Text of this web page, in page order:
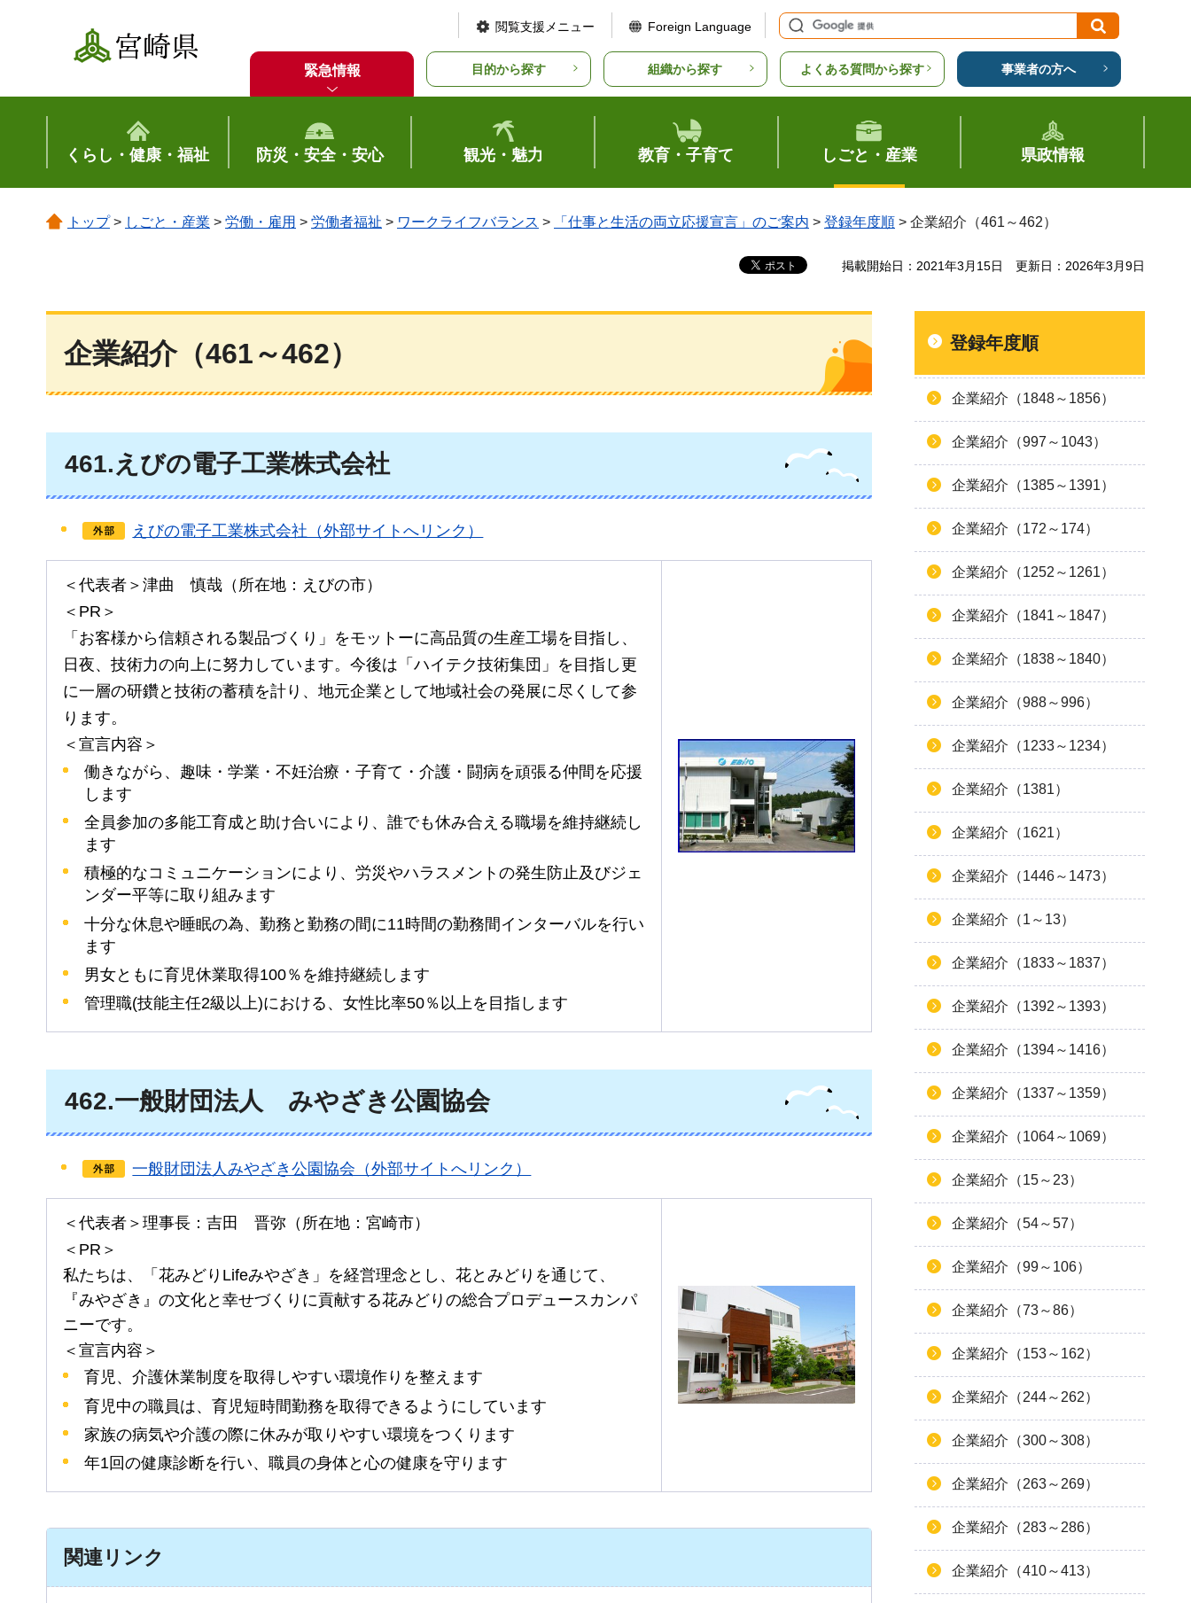
宮崎県
閲覧支援メニュー Foreign Language
緊急情報 目的から探す 組織から探す よくある質問から探す 事業者の方へ
くらし・健康・福祉 防災・安全・安心 観光・魅力 教育・子育て しごと・産業 県政情報
トップ> しごと・産業 > 労働・雇用 > 労働者福祉 > ワークライフバランス > 「仕事と生活の両立応援宣言」のご案内 > 登録年度順 > 企業紹介（461～462）
掲載開始日：2021年3月15日 更新日：2026年3月9日
企業紹介（461～462）
461.えびの電子工業株式会社
えびの電子工業株式会社（外部サイトへリンク）
＜代表者＞津曲 慎哉 （所在地：えびの市）
＜PR＞
「お客様から信頼される製品づくり」をモットーに高品質の生産工場を目指し、
日夜、技術力の向上に努力しています。今後は「ハイテク技術集団」を目指し更
に一層の研鑽と技術の蓄積を計り、地元企業として地域社会の発展に尽くして参
ります。
＜宣言内容＞
働きながら、趣味・学業・不妊治療・子育て・介護・闘病を頑張る仲間を応援
します
全員参加の多能工育成と助け合いにより、誰でも休み合える職場を維持継続し
ます
積極的なコミュニケーションにより、労災やハラスメントの発生防止及びジェ
ンダー平等に取り組みます
十分な休息や睡眠の為、勤務と勤務の間に11時間の勤務間インターバルを行い
ます
男女ともに育児休業取得100％を維持継続します
管理職(技能主任2級以上)における、女性比率50％以上を目指します
462.一般財団法人 みやざき公園協会
一般財団法人みやざき公園協会（外部サイトへリンク）
＜代表者＞理事長：吉田 晋弥（所在地：宮崎市）
＜PR＞
私たちは、「花みどりLifeみやざき」を経営理念とし、花とみどりを通じて、
『みやざき』の文化と幸せづくりに貢献する花みどりの総合プロデュースカンパ
ニーです。
＜宣言内容＞
育児、介護休業制度を取得しやすい環境作りを整えます
育児中の職員は、育児短時間勤務を取得できるようにしています
家族の病気や介護の際に休みが取りやすい環境をつくります
年1回の健康診断を行い、職員の身体と心の健康を守ります
関連リンク
登録年度順
企業紹介（1848～1856）
企業紹介（997～1043）
企業紹介（1385～1391）
企業紹介（172～174）
企業紹介（1252～1261）
企業紹介（1841～1847）
企業紹介（1838～1840）
企業紹介（988～996）
企業紹介（1233～1234）
企業紹介（1381）
企業紹介（1621）
企業紹介（1446～1473）
企業紹介（1～13）
企業紹介（1833～1837）
企業紹介（1392～1393）
企業紹介（1394～1416）
企業紹介（1337～1359）
企業紹介（1064～1069）
企業紹介（15～23）
企業紹介（54～57）
企業紹介（99～106）
企業紹介（73～86）
企業紹介（153～162）
企業紹介（244～262）
企業紹介（300～308）
企業紹介（263～269）
企業紹介（283～286）
企業紹介（410～413）